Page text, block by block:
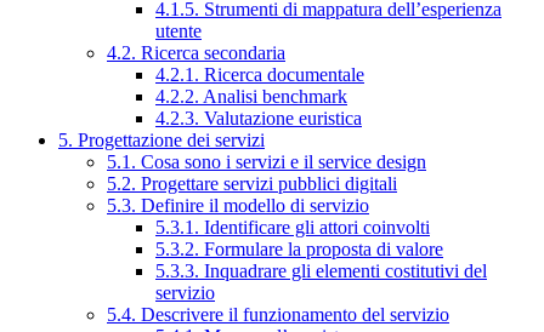
4.1.5. Strumenti di mappatura dell’esperienza
utente
4.2. Ricerca secondaria
4.2.1. Ricerca documentale
4.2.2. Analisi benchmark
4.2.3. Valutazione euristica
5. Progettazione dei servizi
5.1. Cosa sono i servizi e il service design
5.2. Progettare servizi pubblici digitali
5.3. Definire il modello di servizio
5.3.1. Identificare gli attori coinvolti
5.3.2. Formulare la proposta di valore
5.3.3. Inquadrare gli elementi costitutivi del
servizio
5.4. Descrivere il funzionamento del servizio